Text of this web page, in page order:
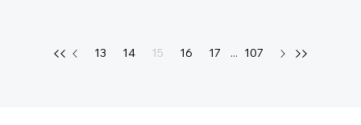
13 14 15 16 17 ... 107